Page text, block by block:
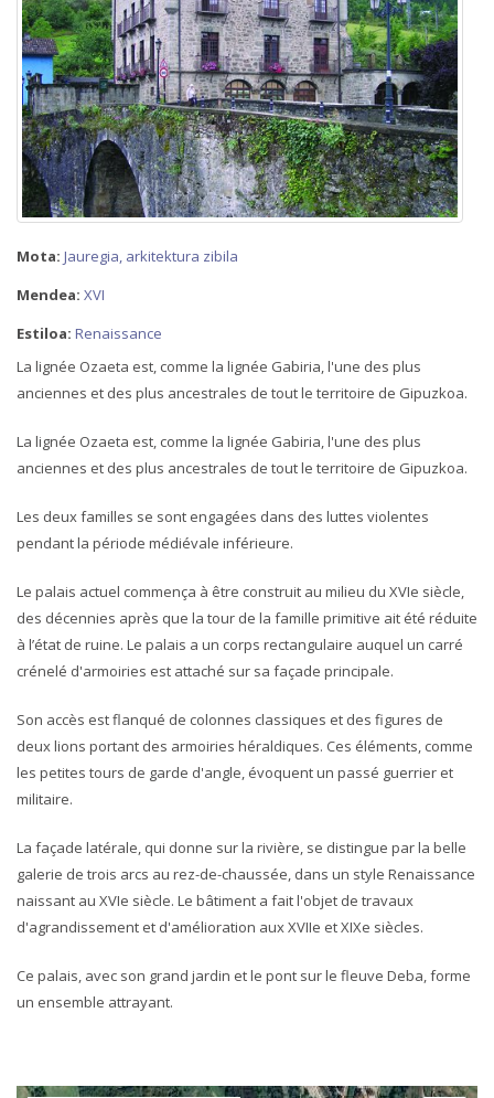
Mota: Jauregia, arkitektura zibila
Mendea: XVI
Estiloa: Renaissance
La lignée Ozaeta est, comme la lignée Gabiria, l'une des plus
anciennes et des plus ancestrales de tout le territoire de Gipuzkoa.
La lignée Ozaeta est, comme la lignée Gabiria, l'une des plus
anciennes et des plus ancestrales de tout le territoire de Gipuzkoa.
Les deux familles se sont engagées dans des luttes violentes
pendant la période médiévale inférieure.
Le palais actuel commença à être construit au milieu du XVIe siècle,
des décennies après que la tour de la famille primitive ait été réduite
à l’état de ruine. Le palais a un corps rectangulaire auquel un carré
crénelé d'armoiries est attaché sur sa façade principale.
Son accès est flanqué de colonnes classiques et des figures de
deux lions portant des armoiries héraldiques. Ces éléments, comme
les petites tours de garde d'angle, évoquent un passé guerrier et
militaire.
La façade latérale, qui donne sur la rivière, se distingue par la belle
galerie de trois arcs au rez-de-chaussée, dans un style Renaissance
naissant au XVIe siècle. Le bâtiment a fait l'objet de travaux
d'agrandissement et d'amélioration aux XVIIe et XIXe siècles.
Ce palais, avec son grand jardin et le pont sur le fleuve Deba, forme
un ensemble attrayant.